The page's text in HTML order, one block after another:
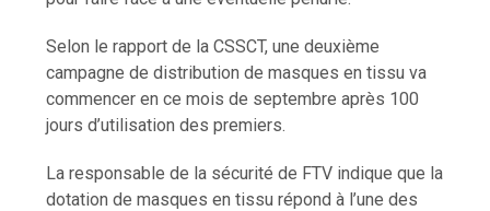
Selon le rapport de la CSSCT, une deuxième
campagne de distribution de masques en tissu va
commencer en ce mois de septembre après 100
jours d’utilisation des premiers.
La responsable de la sécurité de FTV indique que la
dotation de masques en tissu répond à l’une des